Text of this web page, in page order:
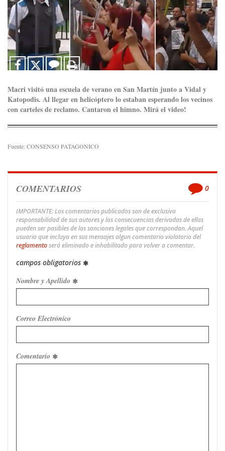
Macri visitó una escuela de verano en San Martín junto a Vidal y
Katopodis. Al llegar en helicóptero lo estaban esperando los vecinos
con carteles de reclamo. Cantaron el himno. Mirá el video!
Fuente: CONSENSO PATAGONICO
COMENTARIOS 0
IMPORTANTE: Los comentarios publicados son de exclusiva
responsabilidad de sus autores y las consecuencias derivadas de ellas
pueden ser pasibles de las sanciones legales que correspondan. Aquel
usuario que incluya en sus mensajes algun comentario violatorio del
reglamentoserá eliminado e inhabilitado para volver a comentar.
campos obligatorios
Nombre y Apellido
Correo Electrónico
Comentario